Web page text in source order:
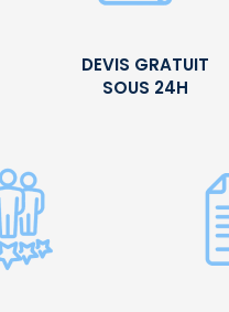
DEVIS GRATUIT
SOUS 24H